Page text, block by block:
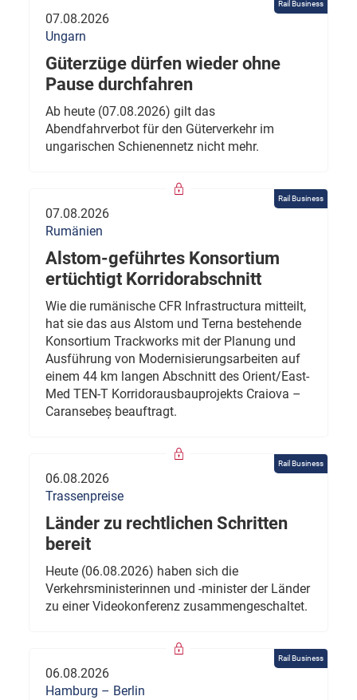
Rail Business
07.08.2026
Ungarn
Güterzüge dürfen wieder ohne
Pause durchfahren
Ab heute (07.08.2026) gilt das
Abendfahrverbot für den Güterverkehr im
ungarischen Schienennetz nicht mehr.
Rail Business
07.08.2026
Rumänien
Alstom-geführtes Konsortium
ertüchtigt Korridorabschnitt
Wie die rumänische CFR Infrastructura mitteilt,
hat sie das aus Alstom und Terna bestehende
Konsortium Trackworks mit der Planung und
Ausführung von Modernisierungsarbeiten auf
einem 44 km langen Abschnitt des Orient/East-
Med TEN-T Korridorausbauprojekts Craiova –
Caransebeș beauftragt.
Rail Business
06.08.2026
Trassenpreise
Länder zu rechtlichen Schritten
bereit
Heute (06.08.2026) haben sich die
Verkehrsministerinnen und -minister der Länder
zu einer Videokonferenz zusammengeschaltet.
Rail Business
06.08.2026
Hamburg – Berlin